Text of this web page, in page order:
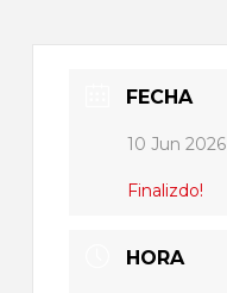
FECHA
10 Jun 2026
Finalizdo!
HORA